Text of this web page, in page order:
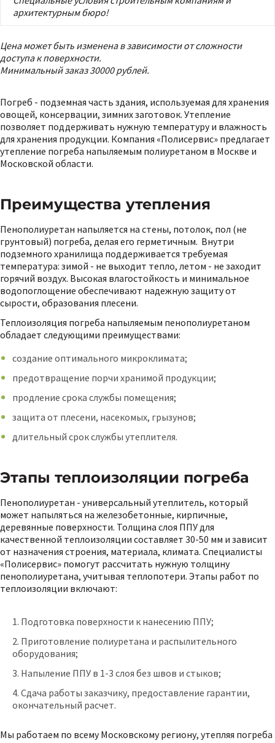
архитектурным бюро!
Цена может быть изменена в зависимости от сложности
доступа к поверхности.
Минимальный заказ 30000 рублей.
Погреб - подземная часть здания, используемая для хранения
овощей, консервации, зимних заготовок. Утепление
позволяет поддерживать нужную температуру и влажность
для хранения продукции. Компания «Полисервис» предлагает
утепление погреба напыляемым полиуретаном в Москве и
Московской области.
Преимущества утепления
Пенополиуретан напыляется на стены, потолок, пол (не
грунтовый) погреба, делая его герметичным. Внутри
подземного хранилища поддерживается требуемая
температура: зимой - не выходит тепло, летом - не заходит
горячий воздух. Высокая влагостойкость и минимальное
водопоглощение обеспечивают надежную защиту от
сырости, образования плесени.
Теплоизоляция погреба напыляемым пенополиуретаном
обладает следующими преимуществами:
создание оптимального микроклимата;
предотвращение порчи хранимой продукции;
продление срока службы помещения;
защита от плесени, насекомых, грызунов;
длительный срок службы утеплителя.
Этапы теплоизоляции погреба
Пенополиуретан - универсальный утеплитель, который
может напыляться на железобетонные, кирпичные,
деревянные поверхности. Толщина слоя ППУ для
качественной теплоизоляции составляет 30-50 мм и зависит
от назначения строения, материала, климата. Специалисты
«Полисервис» помогут рассчитать нужную толщину
пенополиуретана, учитывая теплопотери. Этапы работ по
теплоизоляции включают:
Подготовка поверхности к нанесению ППУ;
Приготовление полиуретана и распылительного
оборудования;
Напыление ППУ в 1-3 слоя без швов и стыков;
Сдача работы заказчику, предоставление гарантии,
окончательный расчет.
Мы работаем по всему Московскому региону, утепляя погреба